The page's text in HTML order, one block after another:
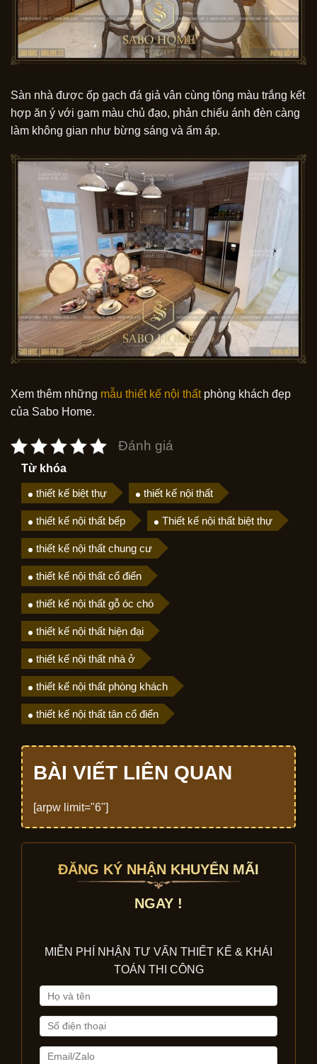
Sàn nhà được ốp gạch đá giả vân cùng tông màu trắng kết
hợp ăn ý với gam màu chủ đạo, phản chiếu ánh đèn càng
làm không gian như bừng sáng và ấm áp.
Xem thêm những mẫu thiết kế nội thấtphòng khách đẹp
của Sabo Home.
Đánh giá
Từ khóa
thiết kế biệt thự thiết kế nội thất
thiết kế nội thất bếp Thiết kế nội thất biệt thự
thiết kế nội thất chung cư
thiết kế nội thất cổ điển
thiết kế nội thất gỗ óc chó
thiết kế nội thất hiện đại
thiết kế nội thất nhà ở
thiết kế nội thất phòng khách
thiết kế nội thất tân cổ điển
BÀI VIẾT LIÊN QUAN
[arpw limit="6"]
ĐĂNG KÝ NHẬN KHUYẾN MÃI
NGAY !
MIỄN PHÍ NHẬN TƯ VẤN THIẾT KẾ & KHÁI
TOÁN THI CÔNG